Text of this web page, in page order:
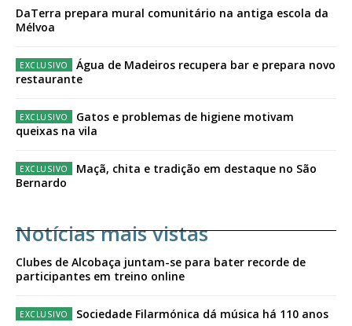
DaTerra prepara mural comunitário na antiga escola da
Mélvoa
Água de Madeiros recupera bar e prepara novo
restaurante
Gatos e problemas de higiene motivam
queixas na vila
Maçã, chita e tradição em destaque no São
Bernardo
Notícias mais vistas
Clubes de Alcobaça juntam-se para bater recorde de
participantes em treino online
Sociedade Filarmónica dá música há 110 anos